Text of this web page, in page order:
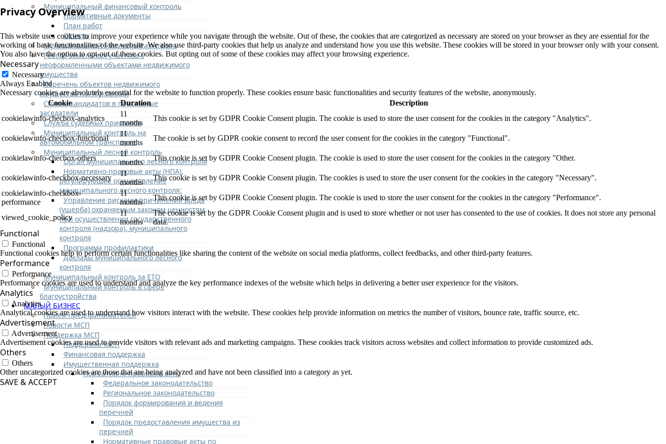
Муниципальный финансовый контроль
Нормативные документы
План работ
Отчеты
Муниципальный жилищный контроль
Реестр земельных участков с
неоформленными объектами недвижимого
имущества
Перечень объектов недвижимого
имущества г.о. Жуковский
Списки кандидатов в присяжные
заседатели
Служба судебных приставов
Муниципальный контроль на
автомобильном транспорте
Муниципальный лесной контроль
Орган муниципального лесного контроля
Нормативно-правовые акты (НПА),
регулирующие осуществление
муниципального лесного контроля:
Управление рисками причинения вреда
(ущерба) охраняемым законом ценностям
при осуществлении государственного
контроля (надзора), муниципального
контроля
Программа профилактики
Доклады муниципального лесного
контроля
Муниципальный контроль за ЕТО
Муниципальный контроль в сфере
благоустройства
МАЛЫЙ БИЗНЕС
Прием предпринимателей
Новости МСП
Поддержка МСП
Поддержка МСП
Финансовая поддержка
Имущественная поддержка
Нормативно-правовые акты
Федеральное законодательство
Региональное законодательство
Порядок формирования и ведения
перечней
Порядок предоставления имущества из
перечней
Нормативные правовые акты по
Privacy Overview
This website uses cookies to improve your experience while you navigate through the website. Out of these, the cookies that are categorized as necessary are stored on your browser as they are essential for the
working of basic functionalities of the website. We also use third-party cookies that help us analyze and understand how you use this website. These cookies will be stored in your browser only with your consent.
You also have the option to opt-out of these cookies. But opting out of some of these cookies may affect your browsing experience.
Necessary
Necessary
Always Enabled
Necessary cookies are absolutely essential for the website to function properly. These cookies ensure basic functionalities and security features of the website, anonymously.
Cookie
Duration
Description
cookielawinfo-checbox-analytics
11
months
This cookie is set by GDPR Cookie Consent plugin. The cookie is used to store the user consent for the cookies in the category "Analytics".
cookielawinfo-checbox-functional
11
months
The cookie is set by GDPR cookie consent to record the user consent for the cookies in the category "Functional".
cookielawinfo-checbox-others
11
months
This cookie is set by GDPR Cookie Consent plugin. The cookie is used to store the user consent for the cookies in the category "Other.
cookielawinfo-checkbox-necessary
11
months
This cookie is set by GDPR Cookie Consent plugin. The cookies is used to store the user consent for the cookies in the category "Necessary".
cookielawinfo-checkbox-
performance
11
months
This cookie is set by GDPR Cookie Consent plugin. The cookie is used to store the user consent for the cookies in the category "Performance".
viewed_cookie_policy
11
months
The cookie is set by the GDPR Cookie Consent plugin and is used to store whether or not user has consented to the use of cookies. It does not store any personal
data.
Functional
Functional
Functional cookies help to perform certain functionalities like sharing the content of the website on social media platforms, collect feedbacks, and other third-party features.
Performance
Performance
Performance cookies are used to understand and analyze the key performance indexes of the website which helps in delivering a better user experience for the visitors.
Analytics
Analytics
Analytical cookies are used to understand how visitors interact with the website. These cookies help provide information on metrics the number of visitors, bounce rate, traffic source, etc.
Advertisement
Advertisement
Advertisement cookies are used to provide visitors with relevant ads and marketing campaigns. These cookies track visitors across websites and collect information to provide customized ads.
Others
Others
Other uncategorized cookies are those that are being analyzed and have not been classified into a category as yet.
SAVE & ACCEPT